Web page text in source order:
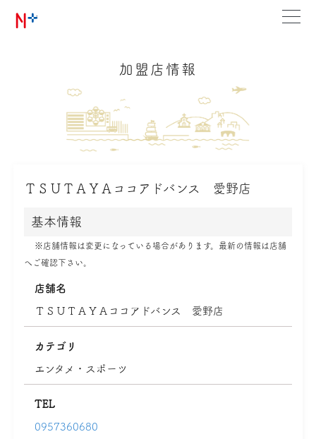
加盟店情報
ＴＳＵＴＡＹＡココアドバンス 愛野店
基本情報
※店舗情報は変更になっている場合があります。最新の情報は店舗
へご確認下さい。
店舗名
ＴＳＵＴＡＹＡココアドバンス 愛野店
カテゴリ
エンタメ・スポーツ
TEL
0957360680